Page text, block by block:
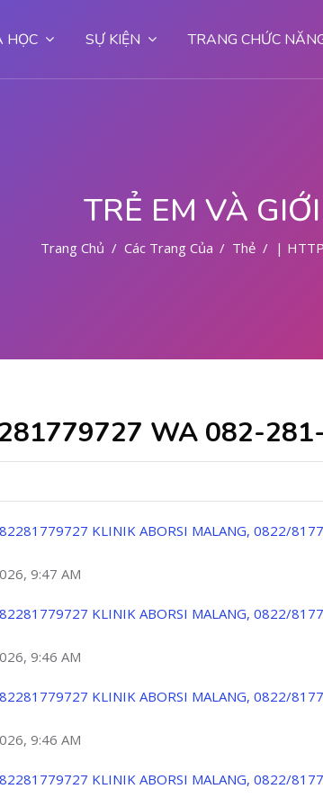
HỌC SỰ KIỆN TRANG CHỨC
TRẺ EM VÀ GIỚI
Trang Chủ Các Trang Của Hệ Thống
Thẻ |
WA 082-
KLINIK ABORSI MALANG, 0822/
9:47 AM
KLINIK ABORSI MALANG, 0822/
9:46 AM
KLINIK ABORSI MALANG, 0822/
9:46 AM
KLINIK ABORSI MALANG, 0822/